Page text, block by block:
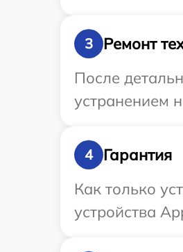
3
Ремонт
После
устранением
4
Гарантия
Как только
устройства